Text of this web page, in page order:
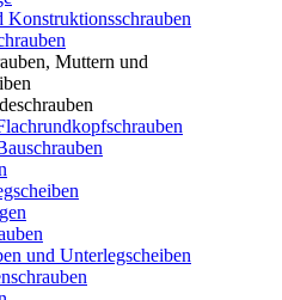
Konstruktionsschrauben
Muttern und
und Unterlegscheiben